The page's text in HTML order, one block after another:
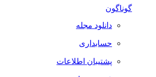
گوناگون
دانلود مجله
حسابداری
پشتیبان اطلاعات